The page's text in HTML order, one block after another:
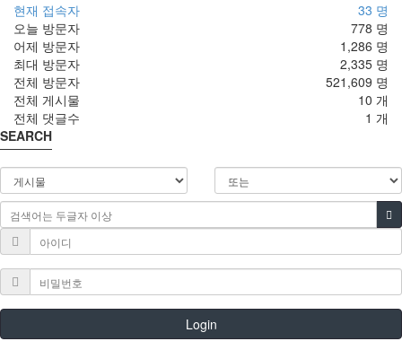
33 명
현재 접속자
778 명
오늘 방문자
1,286 명
어제 방문자
2,335 명
최대 방문자
521,609 명
전체 방문자
10 개
전체 게시물
1 개
전체 댓글수
SEARCH
Login